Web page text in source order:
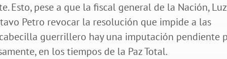
Esto, pese a que la fiscal general de la Nación, Luz
Petro revocar la resolución que impide a las
guerrillero hay una imputación pendiente
en los tiempos de la Paz Total.